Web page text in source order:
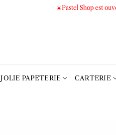
☀️Pastel Shop est
JOLIE PAPETERIE CARTERIE